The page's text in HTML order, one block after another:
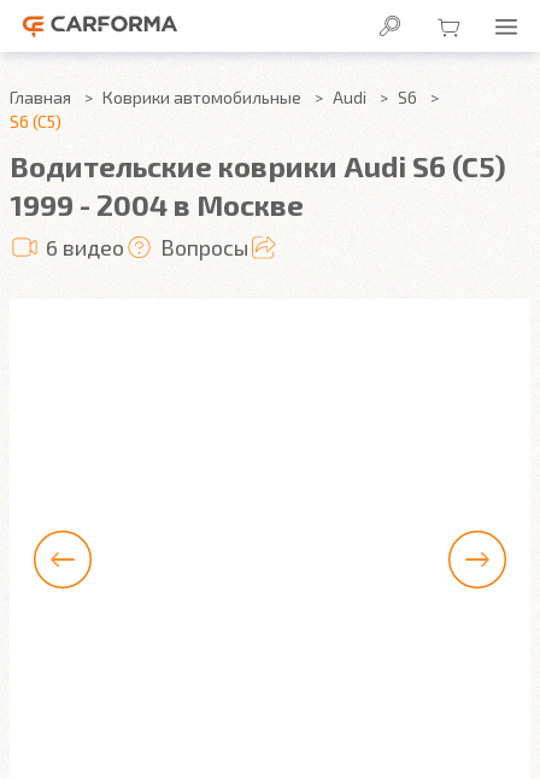
Главная Коврики автомобильные Audi
S6
S6 (C5)
Водительские коврики Audi S6 (C5)
1999 - 2004 в Москве
6 видео Вопросы